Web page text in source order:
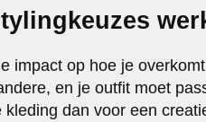
impact op hoe je
en je outfit moet
dan voor een